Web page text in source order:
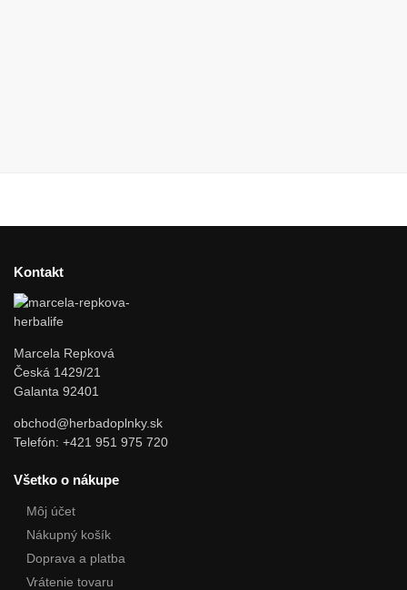
Kontakt
Marcela Repková
Česká 1429/21
Galanta 92401
obchod@herbadoplnky.sk
Telefón: +421 951 975 720
Všetko o nákupe
Môj účet
Nákupný košík
Doprava a platba
Vrátenie tovaru